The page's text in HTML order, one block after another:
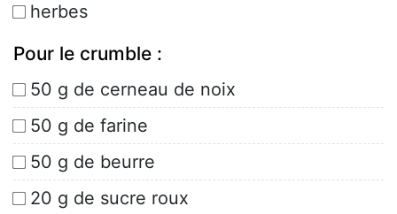
herbes
Pour le crumble :
50 g de cerneau de noix
50 g de farine
50 g de beurre
20 g de sucre roux